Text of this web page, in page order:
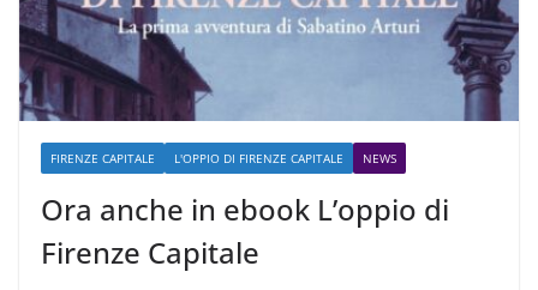
FIRENZE CAPITALE L'OPPIO DI FIRENZE CAPITALE NEWS
Ora anche in ebook L’oppio di
Firenze Capitale